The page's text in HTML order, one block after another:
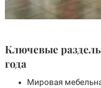
Ключевые
года
Мировая